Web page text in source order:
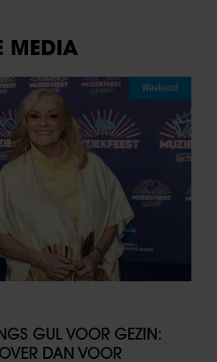
MEDIA
Weekend
GUL VOOR GEZIN:
DAN VOOR